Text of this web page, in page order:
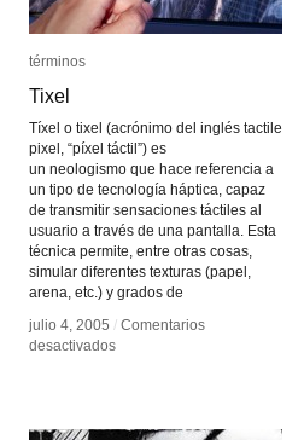
términos
Tixel
Tíxel o tixel (acrónimo del inglés tactile
pixel, “píxel táctil”) es
un neologismo que hace referencia a
un tipo de tecnología háptica, capaz
de transmitir sensaciones táctiles al
usuario a través de una pantalla. Esta
técnica permite, entre otras cosas,
simular diferentes texturas (papel,
arena, etc.) y grados de
julio 4, 2005 / Comentarios
desactivadosen
términos
Tixel
julio 4, 2005 / Comentarios
desactivadosen